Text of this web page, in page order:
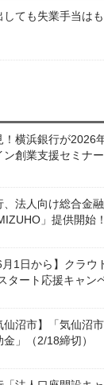
しても失業手当は
！横浜銀行が2026
ン創業支援セミナ
、法人向け総合金
」提供開始！
月1日から】クラ
タート応援キャン
仙沼市】「気仙沼
」（2/18締切）